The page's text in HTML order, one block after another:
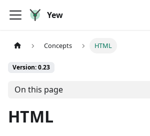
Yew
Concepts HTML
Version: 0.23
On this page
HTML